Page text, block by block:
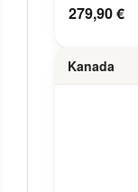
279,90 €
Kanada